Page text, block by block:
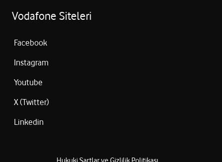
Vodafone Siteleri
Facebook
Instagram
Youtube
X (Twitter)
Linkedin